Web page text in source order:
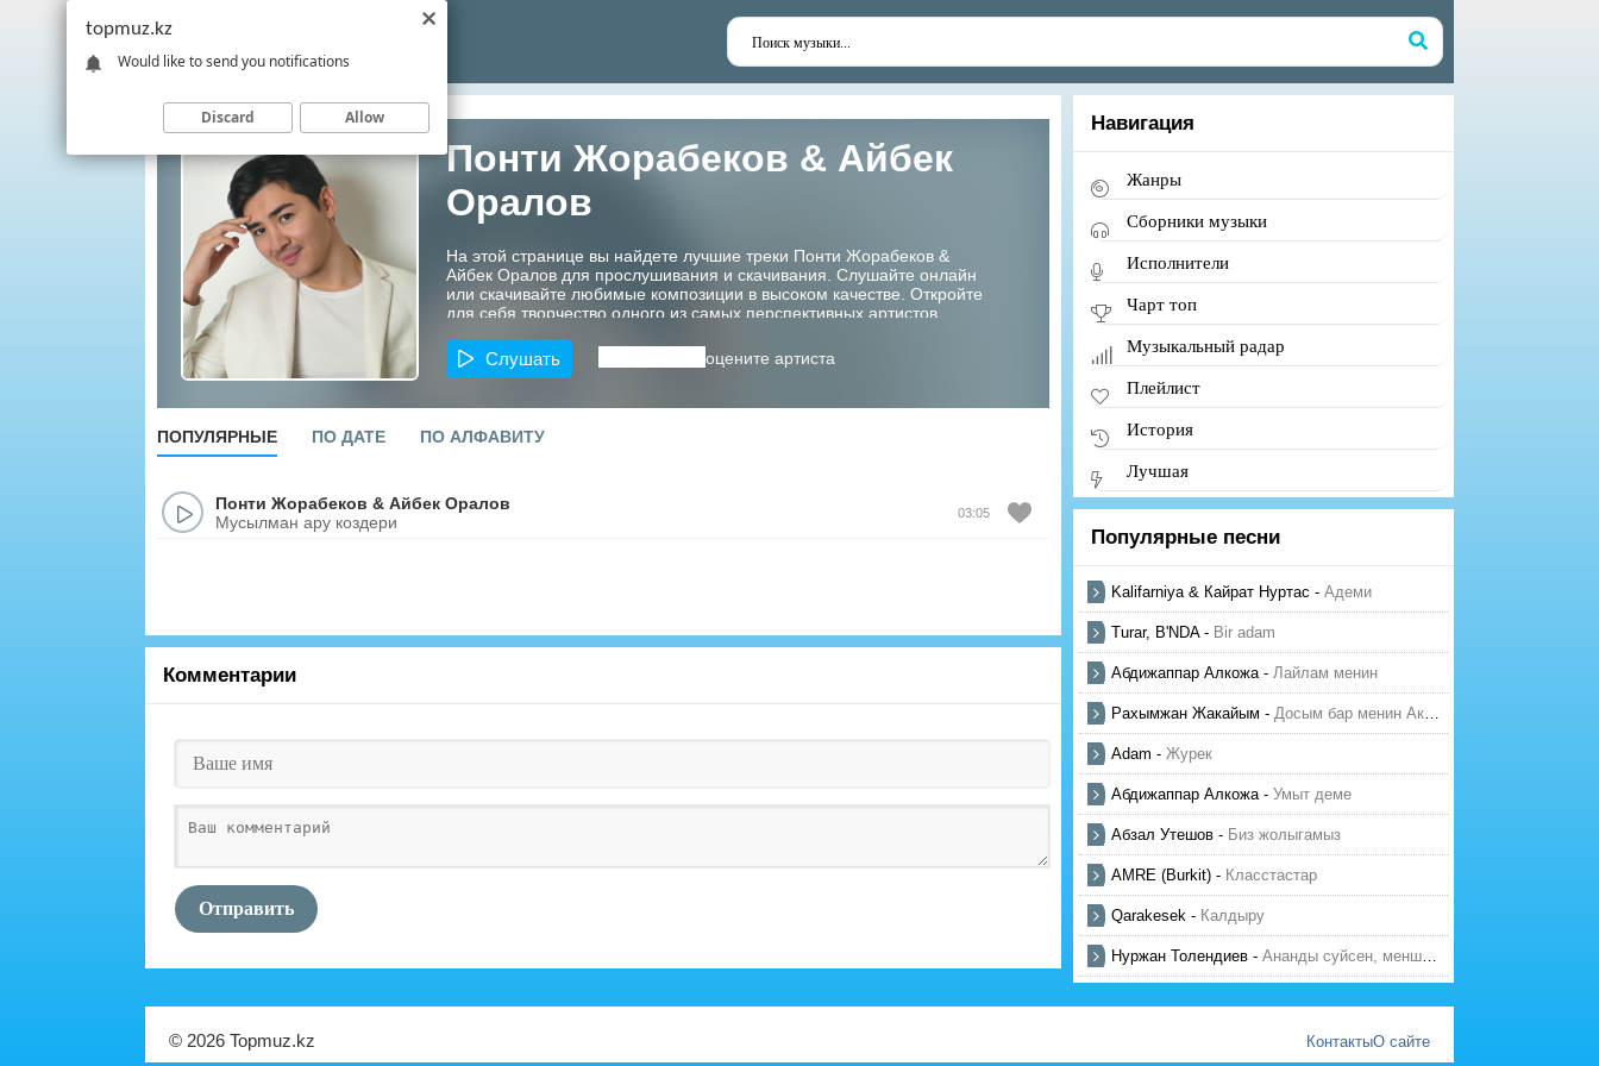
Понти Жорабеков & Айбек
Оралов
На этой странице вы найдете лучшие треки Понти Жорабеков &
Айбек Оралов для прослушивания и скачивания. Слушайте онлайн
или скачивайте любимые композиции в высоком качестве. Откройте
для себя творчество одного из самых перспективных артистов
Слушать оцените артиста
ПОПУЛЯРНЫЕ ПО ДАТЕ ПО АЛФАВИТУ
Понти Жорабеков & Айбек Оралов
Мусылман ару коздери
03:05
Комментарии
Отправить
Навигация
Жанры
Сборники музыки
Исполнители
Чарт топ
Музыкальный радар
Плейлист
История
Лучшая
Популярные песни
Kalifarniya & Кайрат Нуртас - Адеми
Turar, B'NDA- Bir adam
Абдижаппар Алкожа- Лайлам менин
Рахымжан Жакайым - Досым бар менин Актауда
Adam - Журек
Абдижаппар Алкожа- Умыт деме
Абзал Утешов - Биз жолыгамыз
AMRE (Burkit) - Класстастар
Qarakesek - Калдыру
Нуржан Толендиев - Ананды суйсен, менше суй
© 2026 Topmuz.kz КонтактыО сайте
topmuz.kz
Would like to send you notifications
Discard Allow